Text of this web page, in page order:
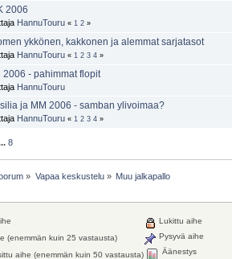
2006
HannuTouru « 1 2 »
ykkönen, kakkonen ja alemmat sarjatasot
HannuTouru « 1 2 3 4 »
2006 - pahimmat flopit
HannuTouru
ja MM 2006 - samban ylivoimaa?
HannuTouru « 1 2 3 4 »
8
» Vapaa keskustelu» Muu jalkapallo
(enemmän kuin 25 vastausta)
aihe (enemmän kuin 50 vastausta)
Lukittu aihe
Pysyvä aihe
Äänestys